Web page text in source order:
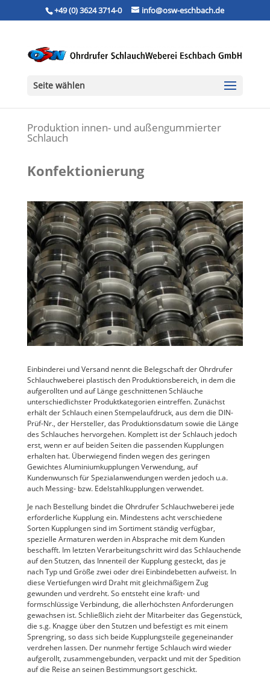
+49 (0) 3624 3714-0 info@osw-eschbach.de
Seite wählen
Produktion innen- und außengummierter
Schlauch
Konfektionierung
Einbinderei und Versand nennt die Belegschaft der Ohrdrufer
Schlauchweberei plastisch den Produktionsbereich, in dem die
aufgerollten und auf Länge geschnittenen Schläuche
unterschiedlichster Produktkategorien eintreffen. Zunächst
erhält der Schlauch einen Stempelaufdruck, aus dem die DIN-
Prüf-Nr., der Hersteller, das Produktionsdatum sowie die Länge
des Schlauches hervorgehen. Komplett ist der Schlauch jedoch
erst, wenn er auf beiden Seiten die passenden Kupplungen
erhalten hat. Überwiegend finden wegen des geringen
Gewichtes Aluminiumkupplungen Verwendung, auf
Kundenwunsch für Spezialanwendungen werden jedoch u.a.
auch Messing- bzw. Edelstahlkupplungen verwendet.
Je nach Bestellung bindet die Ohrdrufer Schlauchweberei jede
erforderliche Kupplung ein. Mindestens acht verschiedene
Sorten Kupplungen sind im Sortiment ständig verfügbar,
spezielle Armaturen werden in Absprache mit dem Kunden
beschafft. Im letzten Verarbeitungschritt wird das Schlauchende
auf den Stutzen, das Innenteil der Kupplung gesteckt, das je
nach Typ und Größe zwei oder drei Einbindebetten aufweist. In
diese Vertiefungen wird Draht mit gleichmäßigem Zug
gewunden und verdreht. So entsteht eine kraft- und
formschlüssige Verbindung, die allerhöchsten Anforderungen
gewachsen ist. Schließlich zieht der Mitarbeiter das Gegenstück,
die s.g. Knagge über den Stutzen und befestigt es mit einem
Sprengring, so dass sich beide Kupplungsteile gegeneinander
verdrehen lassen. Der nunmehr fertige Schlauch wird wieder
aufgerollt, zusammengebunden, verpackt und mit der Spedition
auf die Reise an seinen Bestimmungsort geschickt.